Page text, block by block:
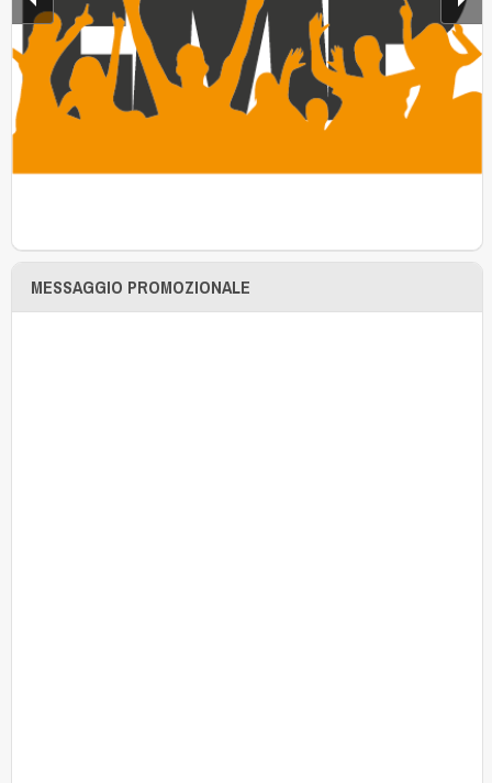
MESSAGGIO PROMOZIONALE